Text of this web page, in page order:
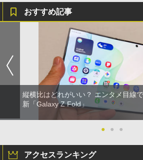
おすすめ記事
縦横比はどれがいい？ エンタメ目線
新「Galaxy Z Fold」
● ● ●
アクセスランキング